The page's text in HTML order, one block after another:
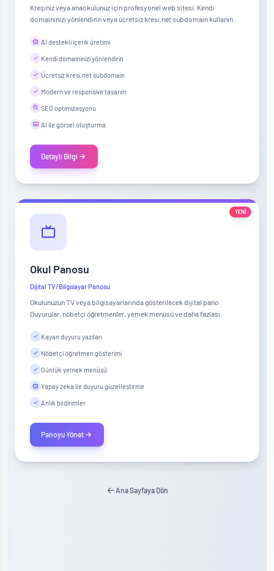
Kreşiniz veya anaokulunuz için profesyonel web sitesi. Kendi
domaininizi yönlendirin veya ücretsiz kresi.net subdomain kullanın.
AI destekli içerik üretimi
Kendi domaininizi yönlendirin
Ücretsiz kresi.net subdomain
Modern ve responsive tasarım
SEO optimizasyonu
AI ile görsel oluşturma
Detaylı Bilgi
YENİ
Okul Panosu
Dijital TV/Bilgisayar Panosu
Okulunuzun TV veya bilgisayarlarında gösterilecek dijital pano.
Duyurular, nöbetçi öğretmenler, yemek menüsü ve daha fazlası.
Kayan duyuru yazıları
Nöbetçi öğretmen gösterimi
Günlük yemek menüsü
Yapay zeka ile duyuru güzelleştirme
Anlık bildirimler
Panoyu Yönet
Ana Sayfaya Dön